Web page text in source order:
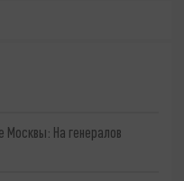
Москвы: На генералов